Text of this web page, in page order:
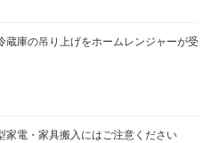
蔵庫の吊り上げをホームレンジャーが受
家電・家具搬入にはご注意ください